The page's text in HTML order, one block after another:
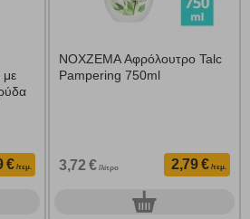
€ /τεμ.
NOXZEMA Αφρόλουτρο Talc
Pampering 750ml
3,72 € /λίτρο 2,79 € /τεμ.
0τεμ.